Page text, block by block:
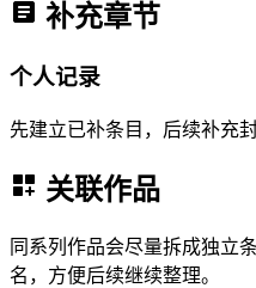
补充章节
个人记录
先建立已补条目，后续补充
关联作品
同系列作品会尽量拆成独立
名，方便后续继续整理。